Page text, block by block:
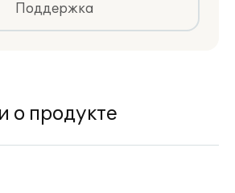
Поддержка
о продукте